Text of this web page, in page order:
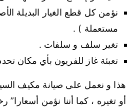
نؤمن كل قطع الغيار البديلة
مستعملة ) .
تغير سلف و سلفات .
تعبئة غاز للفريون بأي مكان
هذا و نعمل على صيانة مكيف
أو تغيره ، كما أننا نؤمن أسعارا”